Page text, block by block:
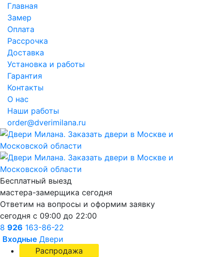
Главная
Замер
Оплата
Рассрочка
Доставка
Установка и работы
Гарантия
Контакты
О нас
Наши работы
order@dverimilana.ru
Бесплатный выезд
мастера-замерщика сегодня
Ответим на вопросы и оформим заявку
сегодня с 09:00 до 22:00
8 926 163-86-22
Входные Двери
Распродажа